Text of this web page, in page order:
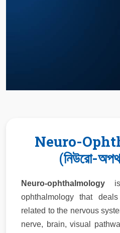
Neuro-
(নিউরো-
Neuro-ophthalmology is
ophthalmology that
related to the nervous
nerve, brain, visual